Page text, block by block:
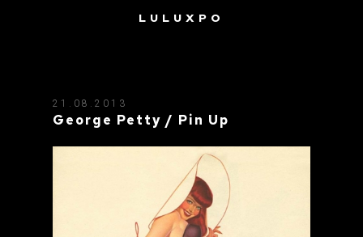
LULUXPO
21.08.2013
George Petty / Pin Up